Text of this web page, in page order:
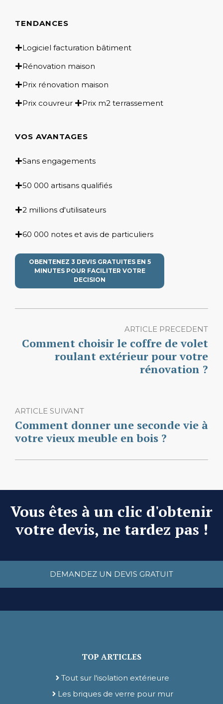
TENDANCES
Logiciel facturation bâtiment
Rénovation maison
Prix rénovation maison
Prix couvreur
Prix m2 terrassement
VOS AVANTAGES
Sans engagements
50 000 artisans qualifiés
2 millions d'utilisateurs
60 000 notes et avis de particuliers
OBENTENEZ 3 DEVIS GRATUITES EN 5
MINUTES POUR FACILITER VOTRE
DECISION
ARTICLE PRECEDENT
Comment choisir le coffre de volet
roulant extérieur pour votre
rénovation ?
ARTICLE SUIVANT
Comment donner une seconde vie à
votre vieux meuble en bois ?
Vous êtes à un clic d'obtenir
votre devis, ne tardez pas !
DEMANDEZ UN DEVIS GRATUIT
TOP ARTICLES
Tout sur l'isolation extérieure
Les briques de verre pour mur